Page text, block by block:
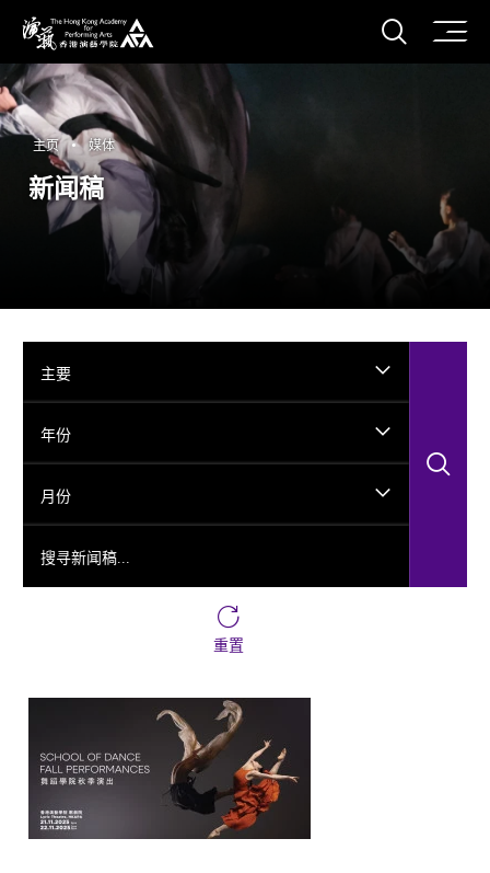
香港演艺学院
打开
主页 媒体
新闻稿
主要
年份
月份
重置